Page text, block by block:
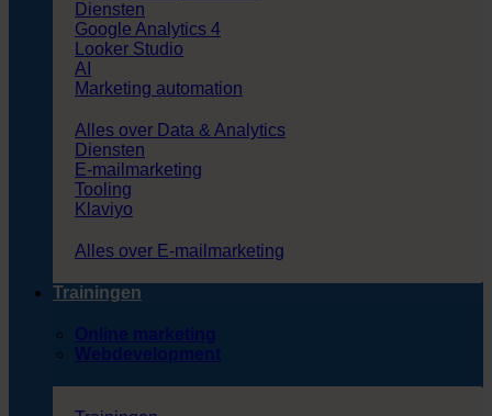
Diensten
Google Analytics 4
Looker Studio
AI
Marketing automation
Alles over Data & Analytics
Diensten
E-mailmarketing
Tooling
Klaviyo
Alles over E-mailmarketing
Trainingen
Online marketing
Webdevelopment